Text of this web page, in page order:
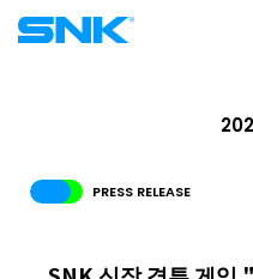
PRESS RELEASE